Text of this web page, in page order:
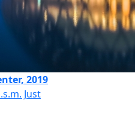
2019
Just